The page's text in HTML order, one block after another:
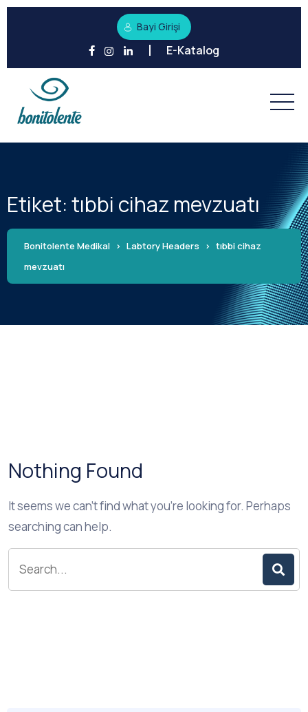
Bayi Girişi
E-Katalog
Etiket:tıbbi cihaz mevzuatı
Bonitolente Medikal > Labtory Headers > tıbbi cihaz
mevzuatı
Nothing Found
It seems we can’t find what you’re looking for. Perhaps
searching can help.